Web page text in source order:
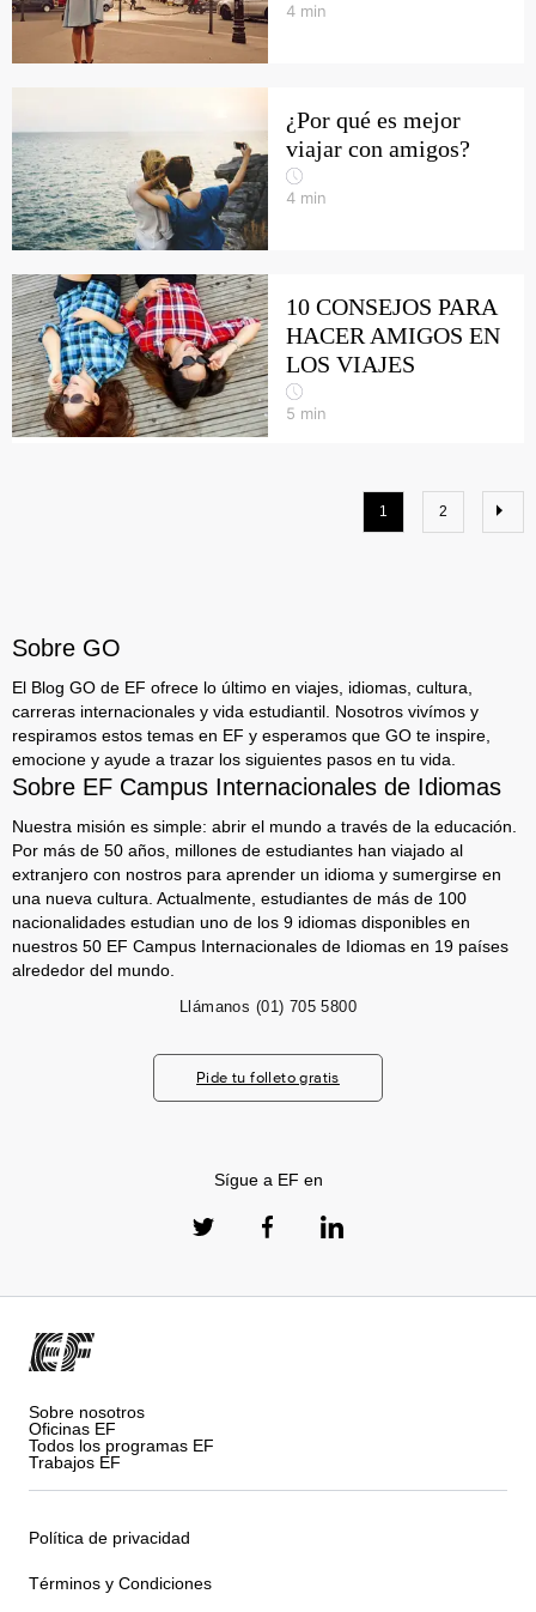
4 min
¿Por qué es mejor
viajar con amigos?
4 min
10 CONSEJOS PARA
HACER AMIGOS EN
LOS VIAJES
5 min
1 2
Sobre GO
El Blog GO de EF ofrece lo último en viajes, idiomas, cultura,
carreras internacionales y vida estudiantil. Nosotros vivímos y
respiramos estos temas en EF y esperamos que GO te inspire,
emocione y ayude a trazar los siguientes pasos en tu vida.
Sobre EF Campus Internacionales de Idiomas
Nuestra misión es simple: abrir el mundo a través de la educación.
Por más de 50 años, millones de estudiantes han viajado al
extranjero con nostros para aprender un idioma y sumergirse en
una nueva cultura. Actualmente, estudiantes de más de 100
nacionalidades estudian uno de los 9 idiomas disponibles en
nuestros 50 EF Campus Internacionales de Idiomas en 19 países
alrededor del mundo.
Llámanos (01) 705 5800
Pide tu folleto gratis
Sígue a EF en
Sobre nosotros
Oficinas EF
Todos los programas EF
Trabajos EF
Política de privacidad
Términos y Condiciones